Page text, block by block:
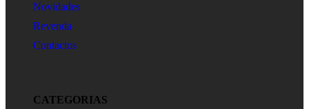
Novidades
Revenda
Contactos
CATEGORIAS